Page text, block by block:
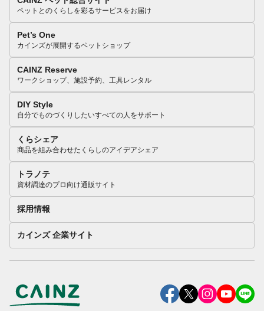
ペットとのくらしを彩るサービスをお届け
Pet’s One
カインズが展開するペットショップ
CAINZ Reserve
ワークショップ、施設予約、工具レンタル
DIY Style
自分でものづくりしたいすべての人をサポート
くらシェア
商品を組み合わせたくらしのアイデアシェア
トラノテ
資材調達のプロ向け通販サイト
採用情報
カインズ 企業サイト